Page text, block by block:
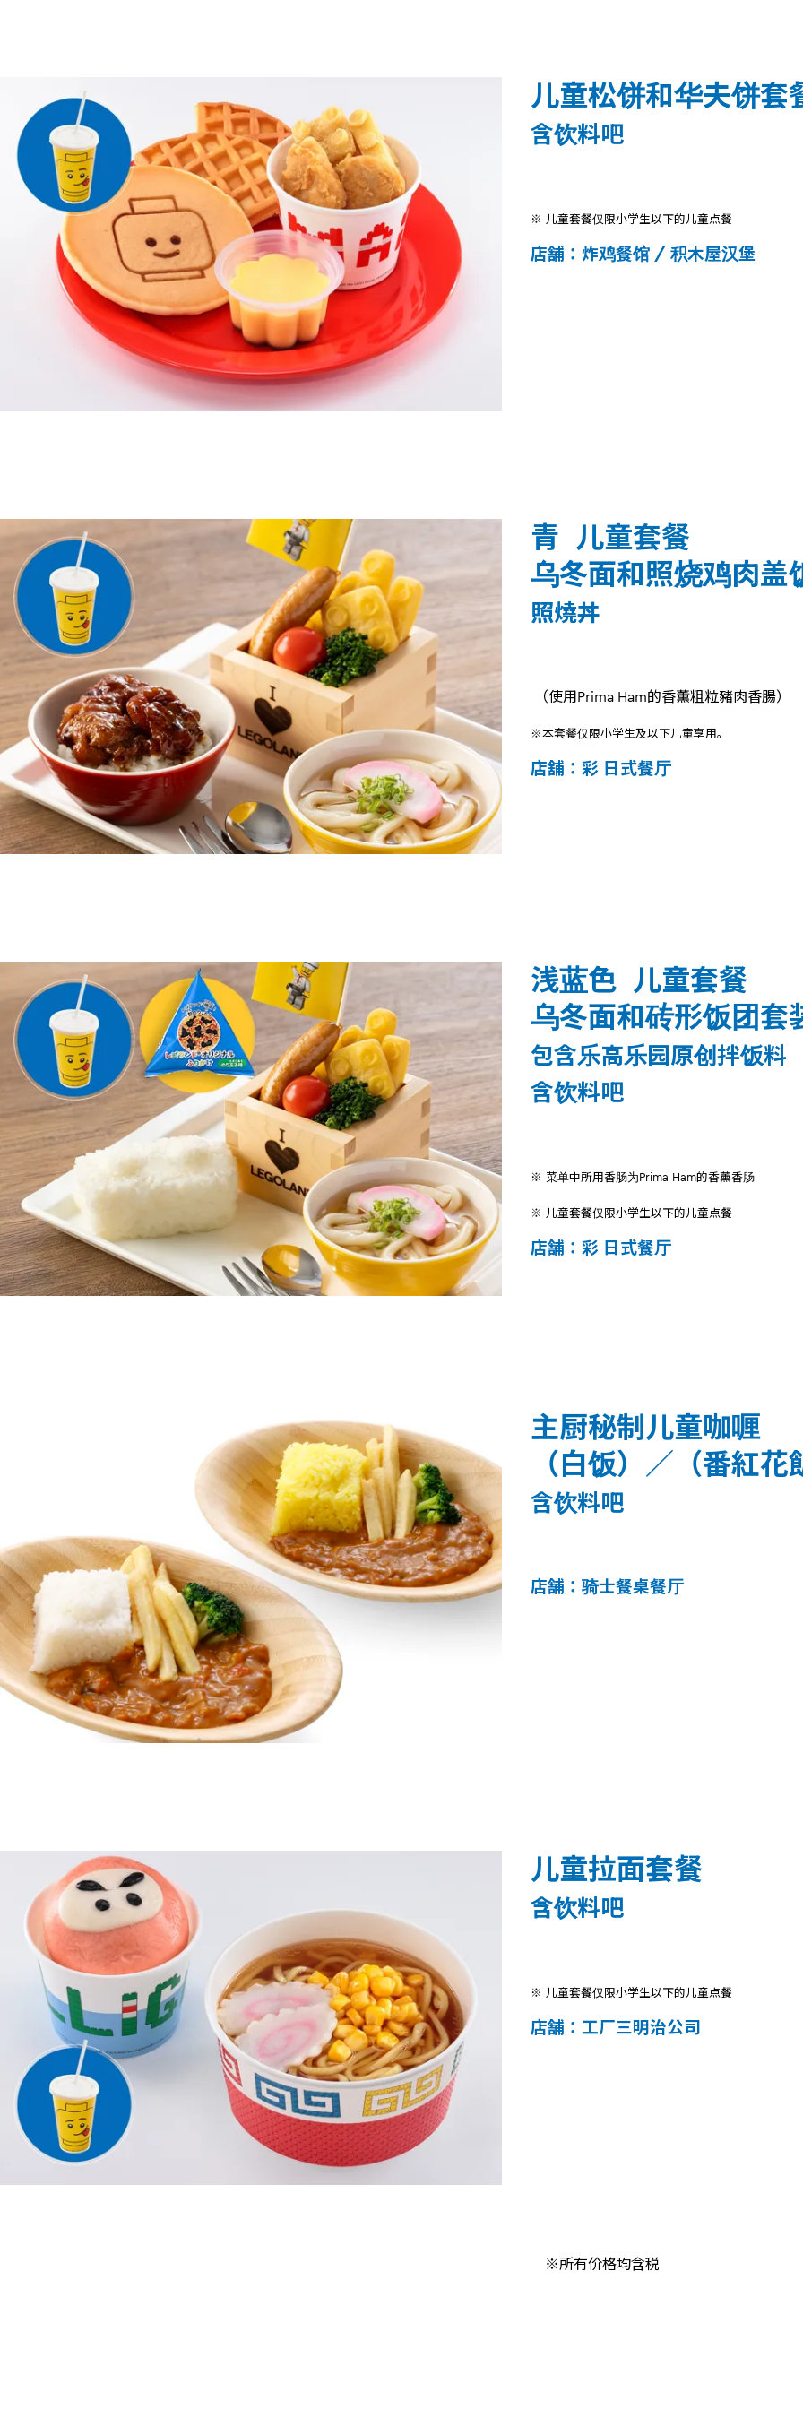
儿童松饼和华夫饼套
含饮料吧
※ 儿童套餐仅限小学生以下的儿童点餐
店舗：炸鸡餐馆 / 积木屋汉堡
青 儿童套餐
乌冬面和照烧鸡肉盖
照燒丼
（使用Prima Ham的香薫粗粒豬肉香腸）
※本套餐仅限小学生及以下儿童享用。
店舖：彩 日式餐厅
浅蓝色 儿童套餐
乌冬面和砖形饭团套
包含乐高乐园原创拌饭料
含饮料吧
※ 菜单中所用香肠为Prima Ham的香薰香肠
※ 儿童套餐仅限小学生以下的儿童点餐
店舗：彩 日式餐厅
主厨秘制儿童咖喱
（白饭）／（番紅花
含饮料吧
店舗：骑士餐桌餐厅
儿童拉面套餐
含饮料吧
※ 儿童套餐仅限小学生以下的儿童点餐
店舗：工厂三明治公司
※所有价格均含税